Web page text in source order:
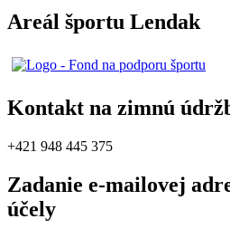
Areál športu Lendak
Kontakt na zimnú
+421 948 445 375
Zadanie e-mailovej
účely